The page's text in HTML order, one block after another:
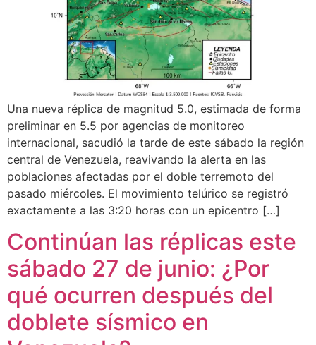
Una nueva réplica de magnitud 5.0, estimada de forma
preliminar en 5.5 por agencias de monitoreo
internacional, sacudió la tarde de este sábado la región
central de Venezuela, reavivando la alerta en las
poblaciones afectadas por el doble terremoto del
pasado miércoles. El movimiento telúrico se registró
exactamente a las 3:20 horas con un epicentro […]
Continúan las réplicas este
sábado 27 de junio: ¿Por
qué ocurren después del
doblete sísmico en